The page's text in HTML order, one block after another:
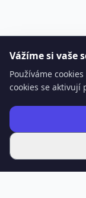
Vážíme si vaše
Používáme
cookies se aktivují